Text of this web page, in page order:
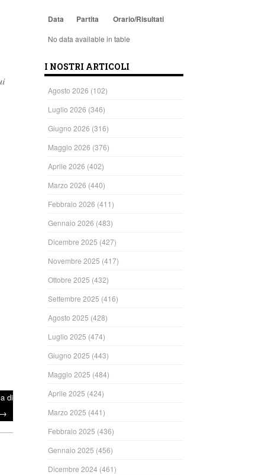
di
→
Data Partita Orario/Risultati
No data available in table
I NOSTRI ARTICOLI
Agosto 2026 (102)
Luglio 2026 (346)
Giugno 2026 (316)
Maggio 2026 (376)
Aprile 2026 (402)
Marzo 2026 (440)
Febbraio 2026 (411)
Gennaio 2026 (483)
Dicembre 2025 (427)
Novembre 2025 (417)
Ottobre 2025 (432)
Settembre 2025 (416)
Agosto 2025 (428)
Luglio 2025 (474)
Giugno 2025 (443)
Maggio 2025 (484)
Aprile 2025 (424)
Marzo 2025 (441)
Febbraio 2025 (436)
Gennaio 2025 (456)
Dicembre 2024 (461)